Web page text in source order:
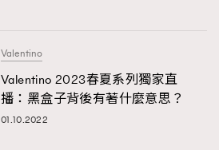
Valentino
Valentino 2023春夏系列獨家直
播：黑盒子背後有著什麼意思？
01.10.2022